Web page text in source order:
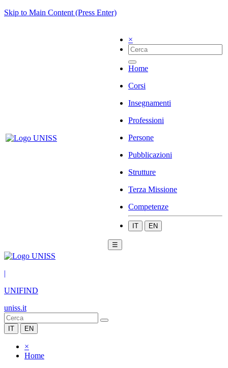
Skip to Main Content (Press Enter)
×
Home
Corsi
Insegnamenti
Professioni
Persone
Pubblicazioni
Strutture
Terza Missione
Competenze
IT EN
☰
|
UNIFIND
uniss.it
IT EN
×
Home